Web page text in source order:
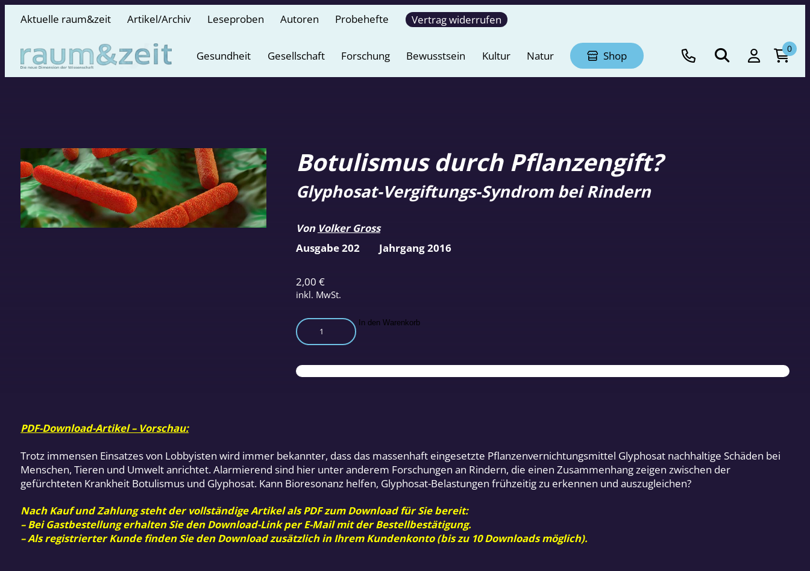
Aktuelle raum&zeit Artikel/Archiv Leseproben Autoren Probehefte Vertrag widerrufen
Gesundheit Gesellschaft Forschung Bewusstsein Kultur Natur Shop
0
Botulismus durch Pflanzengift?
2,00 €
inkl. MwSt.
Glyphosat-Vergiftungs-Syndrom bei Rindern
Von Volker Gross
Botulismus
durch
Menge
In den Warenkorb
Ausgabe 202 Jahrgang 2016
PDF-Download-Artikel – Vorschau:
Trotz immensen Einsatzes von Lobbyisten wird immer bekannter, dass das massenhaft eingesetzte Pflanzenvernichtungsmittel Glyphosat nachhaltige Schäden bei
Menschen, Tieren und Umwelt anrichtet. Alarmierend sind hier unter anderem Forschungen an Rindern, die einen Zusammenhang zeigen zwischen der
gefürchteten Krankheit Botulismus und Glyphosat. Kann Bioresonanz helfen, Glyphosat-Belastungen frühzeitig zu erkennen und auszugleichen?
Nach Kauf und Zahlung steht der vollständige Artikel als PDF zum Download für Sie bereit:
– Bei Gastbestellung erhalten Sie den Download-Link per E-Mail mit der Bestellbestätigung.
– Als registrierter Kunde finden Sie den Download zusätzlich in Ihrem Kundenkonto (bis zu 10 Downloads möglich).